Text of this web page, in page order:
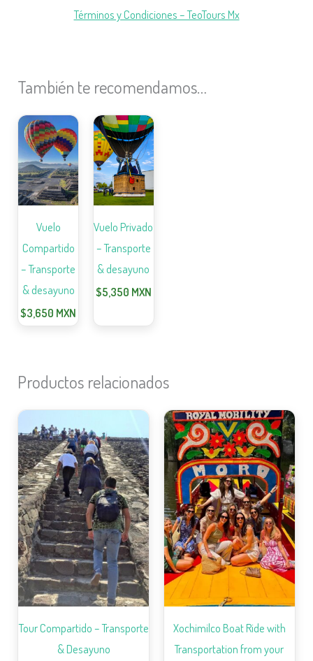
Términos y Condiciones – TeoTours Mx
También te recomendamos…
Vuelo
Compartido
– Transporte
& desayuno
$3,650 MXN
Vuelo Privado
– Transporte
& desayuno
$5,350 MXN
Productos relacionados
Tour Compartido – Transporte
& Desayuno
Xochimilco Boat Ride with
Transportation from your